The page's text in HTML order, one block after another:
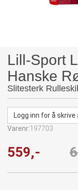
Lill-Sport
Hanske
Slitesterk
Logg inn for å skrive
Varenr:197703
559,-